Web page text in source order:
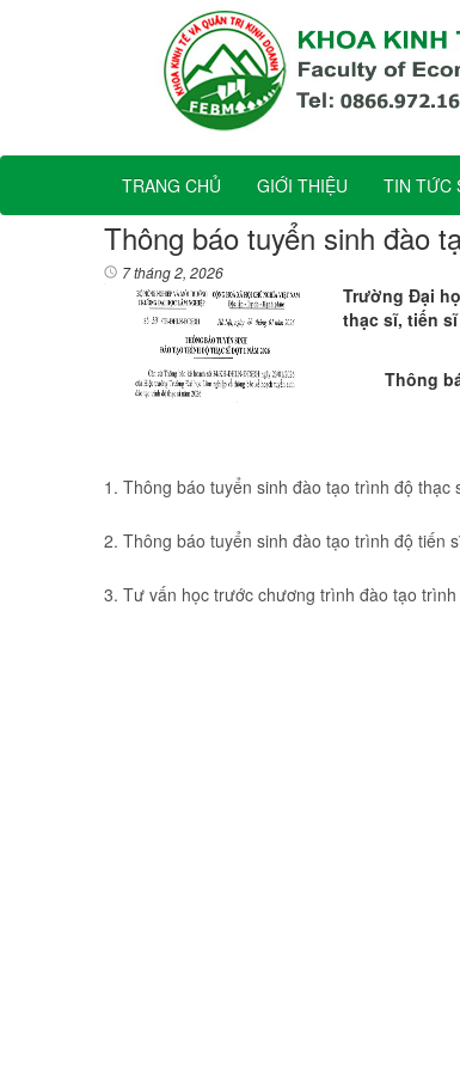
TRANG CHỦ GIỚI THIỆU TIN TỨC
Thông báo tuyển sinh đào
7 tháng 2, 2026
Trường Đại
thạc sĩ, tiến
Thông
1. Thông báo tuyển sinh đào tạo trình độ thạc
2. Thông báo tuyển sinh đào tạo trình độ tiến
3. Tư vấn học trước chương trình đào tạo